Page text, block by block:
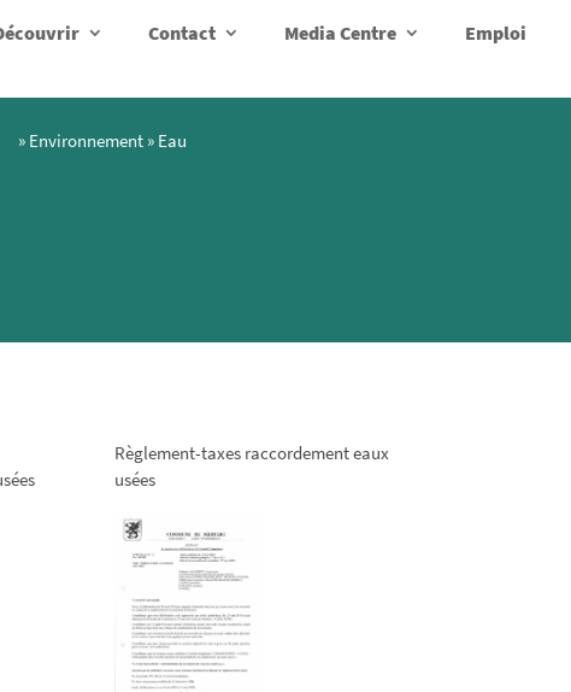
Contact Media Centre Emploi
» Environnement » Eau
Règlement-taxes raccordement eaux
usées